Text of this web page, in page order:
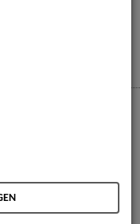
Akrobatik, Tanz,
Performances.
in Weimar
Call Weimar.